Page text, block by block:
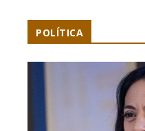
POLÍTICA